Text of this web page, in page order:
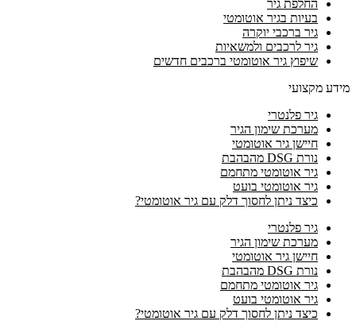
החלפת גיר
בעיות בגיר אוטומטי
גיר ברכבי יוקרה
גיר לרכבים ולמשאיות
שיפוץ גיר אוטומטי ברכבים חדשים
מידע מקצועי
גיר פלנטרי
מערכת שימון הגיר
חיישן גיר אוטומטי
נורת DSG מהבהבת
גיר אוטומטי מתחמם
גיר אוטומטי בועט
כיצד ניתן לחסוך דלק עם גיר אוטומטי?
גיר פלנטרי
מערכת שימון הגיר
חיישן גיר אוטומטי
נורת DSG מהבהבת
גיר אוטומטי מתחמם
גיר אוטומטי בועט
כיצד ניתן לחסוך דלק עם גיר אוטומטי?